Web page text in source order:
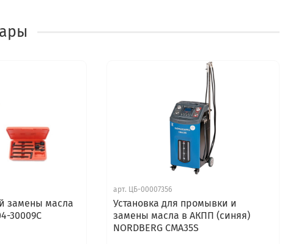
замены масла
30009C
арт. ЦБ-00007356
Установка для промывки и
замены масла в АКПП (синяя)
NORDBERG CMA35S